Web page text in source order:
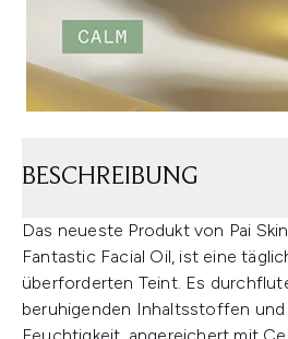
BESCHREIBUNG
Das neueste Produkt von Pai
Fantastic Facial Oil, ist eine
überforderten Teint. Es
beruhigenden Inhaltsstoffen und